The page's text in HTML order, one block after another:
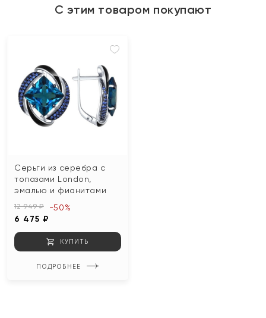
С этим товаром покупают
Серьги из серебра с
топазами London,
эмалью и фианитами
12 949 ₽
6 475 ₽
-50%
КУПИТЬ
ПОДРОБНЕЕ